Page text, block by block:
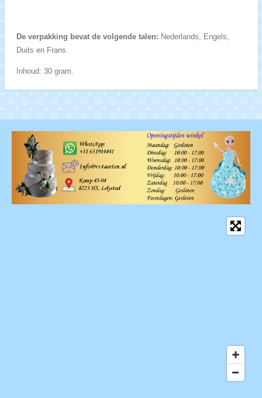
De verpakking bevat de volgende talen: Nederlands, Engels,
Duits en Frans.
Inhoud: 30 gram.